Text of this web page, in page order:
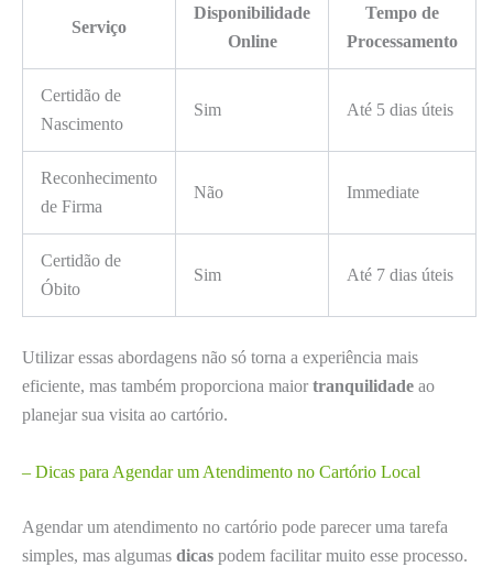
Serviço
Disponibilidade
Online
Tempo de
Processamento
Certidão de
Nascimento
Sim Até 5 dias úteis
Reconhecimento
de Firma
Não Immediate
Certidão de
Óbito
Sim Até 7 dias úteis
Utilizar essas abordagens não só torna a experiência mais
eficiente, mas também proporciona maior tranquilidade ao
planejar sua visita ao cartório.
– Dicas para Agendar um Atendimento no Cartório Local
Agendar um atendimento no cartório pode parecer uma tarefa
simples, mas algumas dicas podem facilitar muito esse processo.